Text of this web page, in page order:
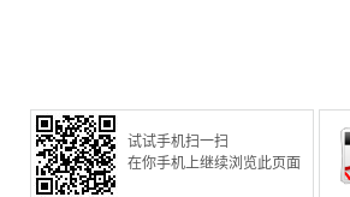
试试手机扫一扫
在你手机上继续浏览此页面